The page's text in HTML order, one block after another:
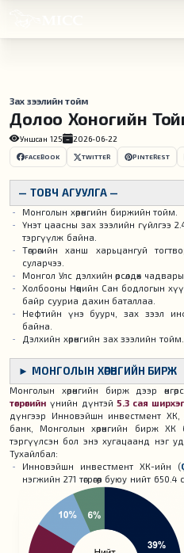
Зах зээлийн тойм
Долоо Хоногийн
Уншсан 125 2026-06-22
FACEBOOK TWITTER PINTEREST
— ТОВЧ АГУУЛГА —
Монголын хөрөнгийн биржийн тойм.
Үнэт цаасны зах зээлийн гүйлгээ 2.4
тэргүүлж байна.
Төгрөгийн ханш харьцангуй
суларчээ.
Монгол Улс дэлхийн өрсөлдөх
Холбооны Нөөцийн Сан бодлогын
байр сууриа дахин баталлаа.
Нефтийн үнэ буурч, зах зээл
байна.
Дэлхийн хөрөнгийн зах зээлийн тойм.
► МОНГОЛЫН ХӨРӨНГИЙН БИРЖ
Монголын хөрөнгийн бирж дээр
төгрөгийн үнийн дүнтэй5.3 сая ширхэг
дүнгээр Инновэйшн инвестмент
банк, Монголын хөрөнгийн бирж
тэргүүлсэн бол энэ хугацаанд нэг
Тухайлбал:
Инновэйшн инвестмент ХК-ийн (
нэгжийн 271 төгрөгөөр буюу нийт 650.4